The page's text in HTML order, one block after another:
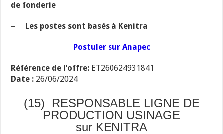
de fonderie
– Les postes sont basés à Kenitra
Postuler sur Anapec
Référence de l’offre: ET260624931841
Date : 26/06/2024
(15) RESPONSABLE LIGNE DE
PRODUCTION USINAGE
sur KENITRA